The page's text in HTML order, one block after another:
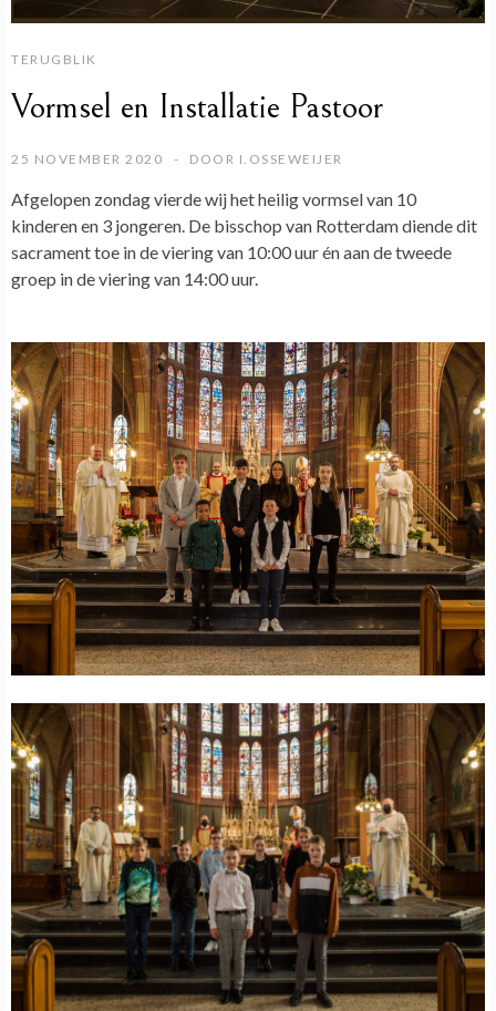
TERUGBLIK
Vormsel en Installatie Pastoor
25 NOVEMBER 2020 DOOR I.OSSEWEIJER
Afgelopen zondag vierde wij het heilig vormsel van 10
kinderen en 3 jongeren. De bisschop van Rotterdam diende dit
sacrament toe in de viering van 10:00 uur én aan de tweede
groep in de viering van 14:00 uur.